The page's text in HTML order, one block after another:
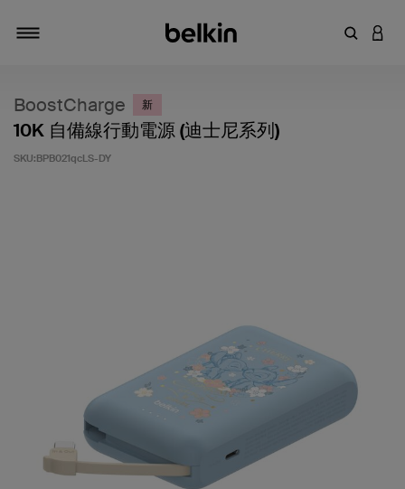
輸入關鍵
登入
BoostCharge 新
10K 自備線行動電源 (迪士尼系列)
SKU:BPB021qcLS-DY